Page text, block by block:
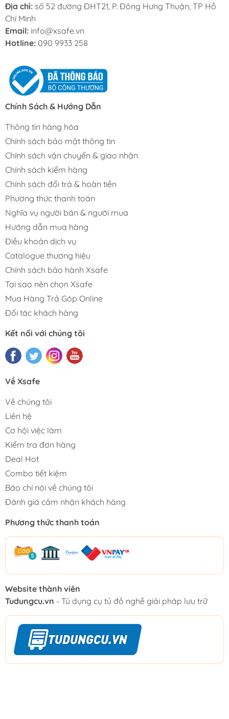
Địa chỉ: số 52 đường ĐHT21, P. Đông Hưng Thuận, TP Hồ
Chí Minh
Email: info@xsafe.vn
Hotline: 090 9933 258
Chính Sách & Hướng Dẫn
Thông tin hàng hóa
Chính sách bảo mật thông tin
Chính sách vận chuyển & giao nhận
Chính sách kiểm hàng
Chính sách đổi trả & hoàn tiền
Phương thức thanh toán
Nghĩa vụ người bán & người mua
Hướng dẫn mua hàng
Điều khoản dịch vụ
Catalogue thương hiệu
Chính sách bảo hành Xsafe
Tại sao nên chọn Xsafe
Mua Hàng Trả Góp Online
Đối tác khách hàng
Kết nối với chúng tôi
Về Xsafe
Về chúng tôi
Liên hệ
Cơ hội việc làm
Kiểm tra đơn hàng
Deal Hot
Combo tiết kiệm
Báo chí nói về chúng tôi
Đánh giá cảm nhận khách hàng
Phương thức thanh toán
Website thành viên
Tudungcu.vn - Tủ dụng cụ tủ đồ nghề giải pháp lưu trữ